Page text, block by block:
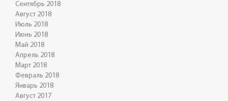
Сентябрь 2018
Август 2018
Июль 2018
Июнь 2018
Май 2018
Апрель 2018
Март 2018
Февраль 2018
Январь 2018
Август 2017